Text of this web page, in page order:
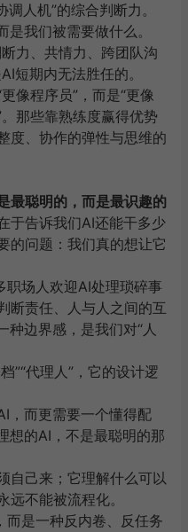
调人机”的综合判断力。
我们被需要做什么。
力、共情力、跨团队沟
期内无法胜任的。
像程序员”，而是“更像
那些靠熟练度赢得优势
度、协作的弹性与思维的
最聪明的，而是最识趣的
于告诉我们AI还能干多少
的问题： 我们真的想让它
职场人欢迎AI处理琐碎事
断责任、人与人之间的互
种边界感，是我们对“人
”“代理人”，它的设计逻
，而更需要一个懂得配
想的AI，不是最聪明的那
自己来；它理解什么可以
不能被流程化。
而是一种反内卷、反任务